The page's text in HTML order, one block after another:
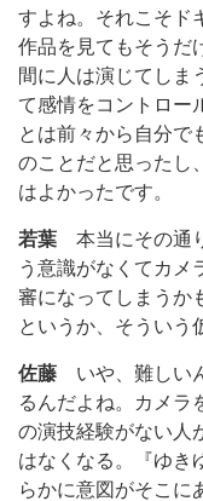
すよね。それこそド
作品を見てもそうだ
間に人は演じてしま
て感情をコントロー
とは前々から自分で
のことだと思ったし
はよかったです。
若葉 本当にその通
う意識がなくてカメ
審になってしまうか
というか、そういう
佐藤 いや、難しい
るんだよね。カメラ
の演技経験がない人
はなくなる。『ゆき
らかに意図がそこに